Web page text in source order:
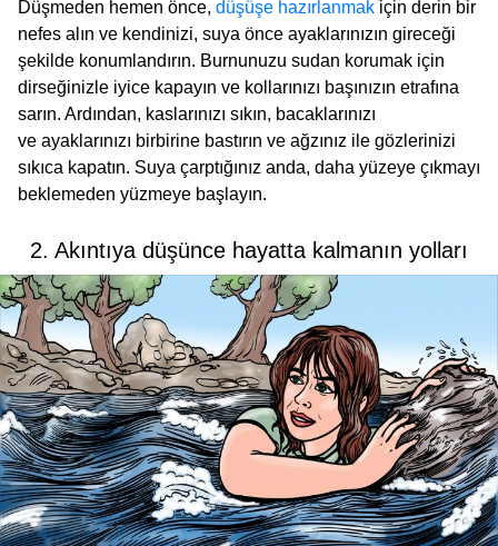
Düşmeden hemen önce, düşüşe hazırlanmak için derin bir
nefes alın ve kendinizi, suya önce ayaklarınızın gireceği
şekilde konumlandırın. Burnunuzu sudan korumak için
dirseğinizle iyice kapayın ve kollarınızı başınızın etrafına
sarın. Ardından, kaslarınızı sıkın, bacaklarınızı
ve ayaklarınızı birbirine bastırın ve ağzınız ile gözlerinizi
sıkıca kapatın. Suya çarptığınız anda, daha yüzeye çıkmayı
beklemeden yüzmeye başlayın.
2. Akıntıya düşünce hayatta kalmanın yolları